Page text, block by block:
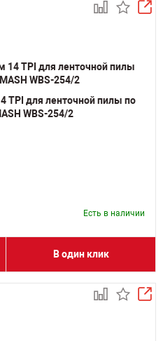
TPI для ленточной пилы по
WBS-254/2
Есть в наличии
В один клик